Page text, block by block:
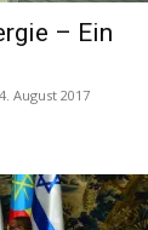
– Ein
August 2017